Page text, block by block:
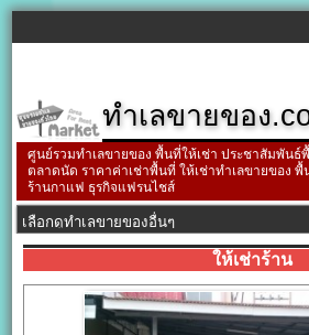
ทำเลขายของ
ศูนย์รวมทำเลขายของ พื้นที่ให้เช่า ประชาสัมพันธ์
ตลาดนัด ราคาค่าเช่าพื้นที่ ให้เช่าทำเลขายของ
ร้านกาแฟ ธุรกิจแฟรนไชส์
ให้เช่าร้าน